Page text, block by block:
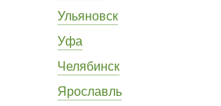
Ульяновск
Уфа
Челябинск
Ярославль